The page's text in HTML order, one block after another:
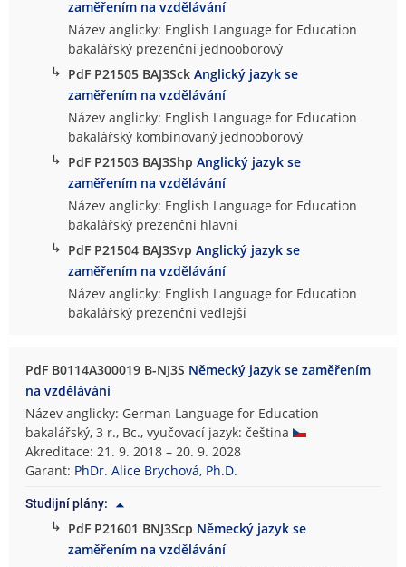
zaměřením na vzdělávání
Název anglicky: English Language for Education
bakalářský prezenční jednooborový
↳ PdF P21505 BAJ3SckAnglický jazyk se
zaměřením na vzdělávání
Název anglicky: English Language for Education
bakalářský kombinovaný jednooborový
↳ PdF P21503 BAJ3ShpAnglický jazyk se
zaměřením na vzdělávání
Název anglicky: English Language for Education
bakalářský prezenční hlavní
↳ PdF P21504 BAJ3SvpAnglický jazyk se
zaměřením na vzdělávání
Název anglicky: English Language for Education
bakalářský prezenční vedlejší
PdF B0114A300019 B-NJ3S Německý jazyk se zaměřením
na vzdělávání
Název anglicky: German Language for Education
bakalářský, 3 r., Bc., vyučovací jazyk: čeština
Akreditace: 21. 9. 2018 – 20. 9. 2028
Garant: PhDr. Alice Brychová, Ph.D.
Studijní plány:
↳ PdF P21601 BNJ3Scp Německý jazyk se
zaměřením na vzdělávání